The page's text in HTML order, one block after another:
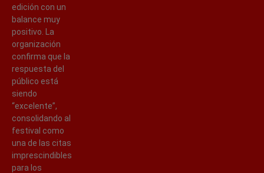
edición con un
balance muy
positivo. La
organización
confirma que la
respuesta del
público está
siendo
“excelente”,
consolidando al
festival como
una de las citas
imprescindibles
para los